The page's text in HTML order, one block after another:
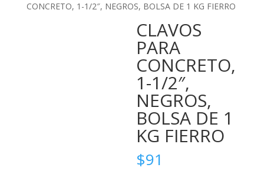
CONCRETO, 1-1/2″, NEGROS, BOLSA DE 1 KG FIERRO
CLAVOS
PARA
CONCRETO,
1-1/2″,
NEGROS,
BOLSA DE 1
KG FIERRO
$91